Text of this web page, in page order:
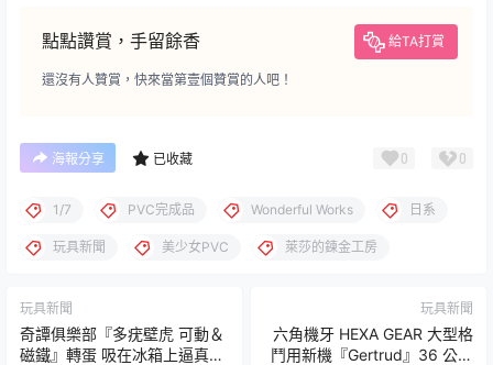
點點讚賞，手留餘香 給TA打賞
還沒有人贊賞，快來當第壹個贊賞的人吧！
海報分享 已收藏 0 0
1/7 PVC完成品 Wonderful Works 日系
玩具新聞 美少女PVC 萊莎的鍊金工房
玩具新聞
奇譚俱樂部『多疣壁虎 可動＆
磁鐵』轉蛋 吸在冰箱上逼真再
玩具新聞
六角機牙 HEXA GEAR 大型格
鬥用新機『Gertrud』36 公分